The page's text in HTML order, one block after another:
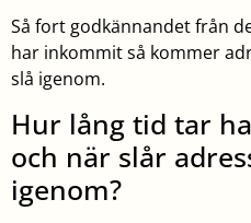
Så fort godkännandet från
har inkommit så kommer
slå igenom.
Hur lång tid tar
och när slår
igenom?